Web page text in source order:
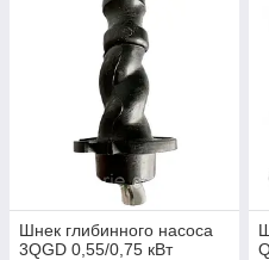
Шнек глибинного насоса
3QGD 0,55/0,75 кВт